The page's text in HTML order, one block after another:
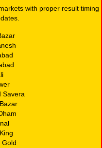
with proper result timing
Savera
Gold